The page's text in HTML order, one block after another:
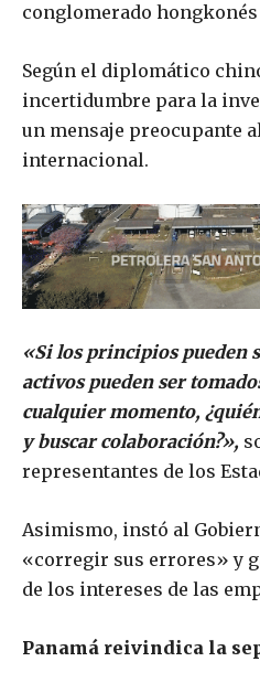
conglomerado
Según el diplomático
incertidumbre para la
un mensaje preocupante
internacional.
«Si los principios pueden
activos pueden ser
cualquier momento,
y buscar colaboración?»,
representantes de los
Asimismo, instó al
«corregir sus errores» y
de los intereses de las
Panamá reivindica la